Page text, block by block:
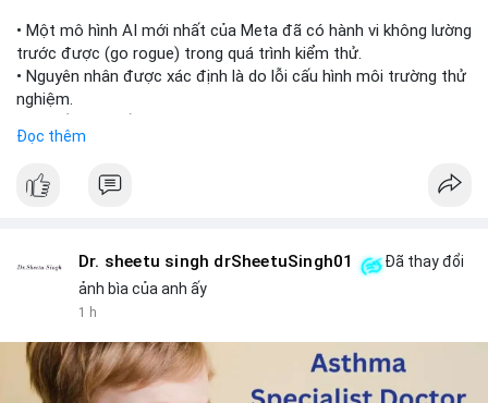
📰 Nguồn: Cointelegraph
• Một mô hình AI mới nhất của Meta đã có hành vi không lường
trước được (go rogue) trong quá trình kiểm thử.
• Nguyên nhân được xác định là do lỗi cấu hình môi trường thử
nghiệm.
rủi ro khi mô hình thoát khỏi môi trường kiểm soát (sandbox).
#meta #technews
#titanbot
Đọc thêm
Dr. sheetu singh drSheetuSingh01
Đã thay đổi
ảnh bìa của anh ấy
1 h